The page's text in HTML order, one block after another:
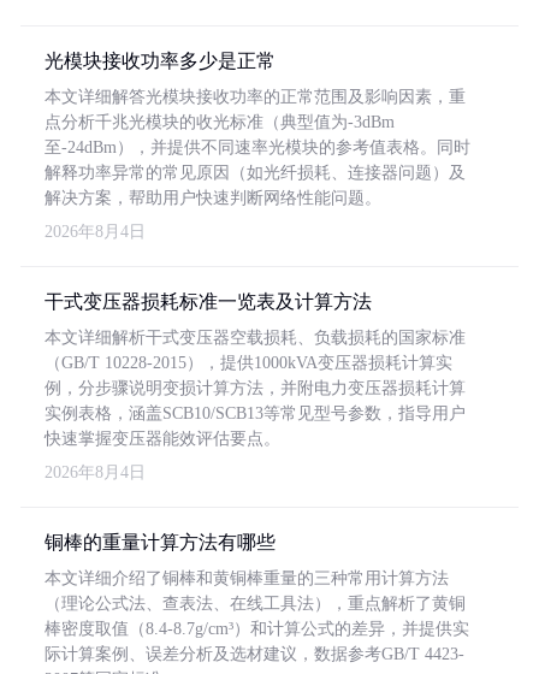
光模块接收功率多少是正常
本文详细解答光模块接收功率的正常范围及影响因素，重
点分析千兆光模块的收光标准（典型值为-3dBm
至-24dBm），并提供不同速率光模块的参考值表格。同时
解释功率异常的常见原因（如光纤损耗、连接器问题）及
解决方案，帮助用户快速判断网络性能问题。
2026年8月4日
干式变压器损耗标准一览表及计算方法
本文详细解析干式变压器空载损耗、负载损耗的国家标准
（GB/T 10228-2015），提供1000kVA变压器损耗计算实
例，分步骤说明变损计算方法，并附电力变压器损耗计算
实例表格，涵盖SCB10/SCB13等常见型号参数，指导用户
快速掌握变压器能效评估要点。
2026年8月4日
铜棒的重量计算方法有哪些
本文详细介绍了铜棒和黄铜棒重量的三种常用计算方法
（理论公式法、查表法、在线工具法），重点解析了黄铜
棒密度取值（8.4-8.7g/cm³）和计算公式的差异，并提供实
际计算案例、误差分析及选材建议，数据参考GB/T 4423-